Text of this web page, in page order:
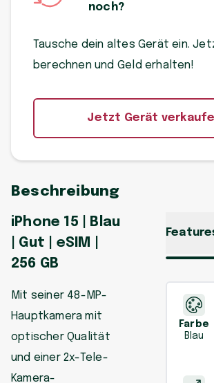
noch?
Tausche dein altes Gerät ein.
berechnen und Geld erhalten!
Jetzt Gerät
Beschreibung
iPhone 15 | Blau
| Gut | eSIM |
256 GB
Mit seiner 48-MP-
Hauptkamera mit
optischer Qualität
und einer 2x-Tele-
Kamera-
Farbe
Blau